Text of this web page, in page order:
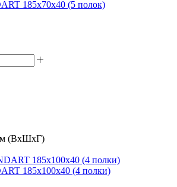
185х70х40 (5 полок)
(ВхШхГ)
185х100х40 (4 полки)